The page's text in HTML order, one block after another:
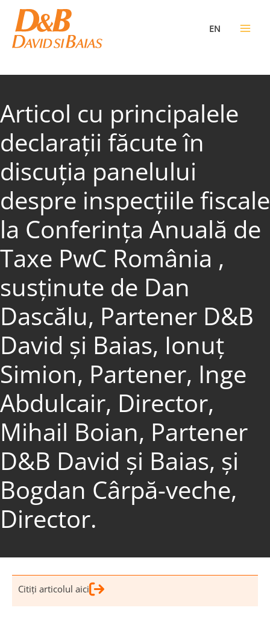
content
EN
Articol cu principalele
declarații făcute în
discuția panelului
despre inspecțiile fiscale
la Conferința Anuală de
Taxe PwC România ,
susținute de Dan
Dascălu, Partener D&B
David și Baias, Ionuț
Simion, Partener, Inge
Abdulcair, Director,
Mihail Boian, Partener
D&B David și Baias, și
Bogdan Cârpă-veche,
Director.
Citiţi articolul aici